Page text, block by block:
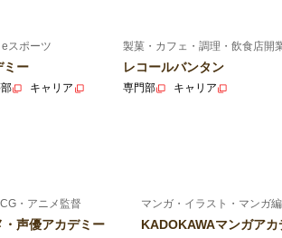
スポーツ
ミー
キャリア
製菓・カフェ・調理・飲食店開
レコールバンタン
専門部 キャリア
・アニメ監督
声優アカデミー
マンガ・イラスト・マンガ
KADOKAWAマンガアカ